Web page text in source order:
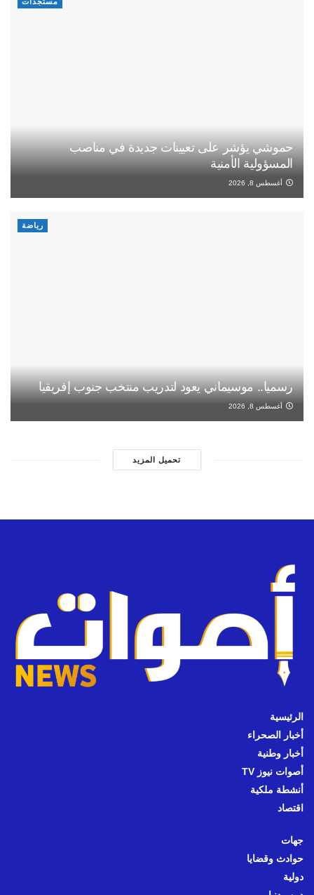
حموشي يؤشر على تعيينات جديدة في مناصب
المسؤولية الأمنية
أغسطس 8, 2026
رياضة
رسميا.. موسيماني يعود لتدريب منتخب جنوب إفريقيا
أغسطس 8, 2026
تحميل المزيد
الرئيسية
أخبار الصحراء
أخبار وطنية
أصوات نيوز TV
أنشطة ملكية
اقتصاد
جهات
حوادث وقضايا
دولية